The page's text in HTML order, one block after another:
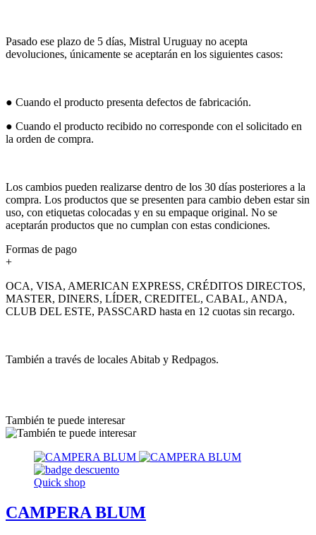
Pasado ese plazo de 5 días, Mistral Uruguay no acepta
devoluciones, únicamente se aceptarán en los siguientes casos:
● Cuando el producto presenta defectos de fabricación.
● Cuando el producto recibido no corresponde con el solicitado en
la orden de compra.
Los cambios pueden realizarse dentro de los 30 días posteriores a la
compra. Los productos que se presenten para cambio deben estar sin
uso, con etiquetas colocadas y en su empaque original. No se
aceptarán productos que no cumplan con estas condiciones.
Formas de pago
+
OCA, VISA, AMERICAN EXPRESS, CRÉDITOS DIRECTOS,
MASTER, DINERS, LÍDER, CREDITEL, CABAL, ANDA,
CLUB DEL ESTE, PASSCARD hasta en 12 cuotas sin recargo.
También a través de locales Abitab y Redpagos.
También te puede interesar
Quick shop
CAMPERA BLUM